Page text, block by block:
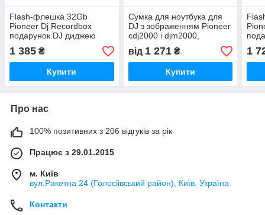
Flash-флешка 32Gb
Pioneer Dj Recordbox
подарунок DJ диджею
1 385 ₴
Купити
Сумка для ноутбука для
DJ з зображенням Pioneer
cdj2000 і djm2000,
Technics 1210mk2
подарунок DJ діджею
від 1 271₴
Купити
1
Про нас
100% позитивних з 206 відгуків за рік
Працює з 29.01.2015
м. Київ
вул.Ракетна 24 (Голосіівський район), Київ, Україна
Контакти